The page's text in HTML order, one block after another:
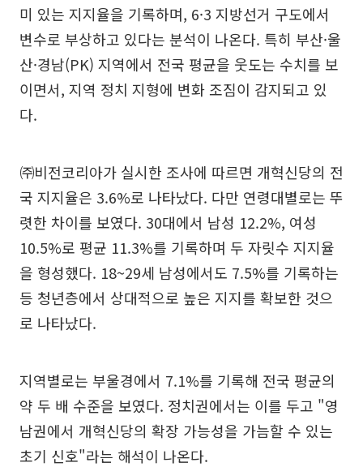
미 있는 지지율을 기록하며, 6·3 지방선거 구도에서
변수로 부상하고 있다는 분석이 나온다. 특히 부산·울
산·경남(PK) 지역에서 전국 평균을 웃도는 수치를 보
이면서, 지역 정치 지형에 변화 조짐이 감지되고 있
다.
㈜비전코리아가 실시한 조사에 따르면 개혁신당의 전
국 지지율은 3.6%로 나타났다. 다만 연령대별로는 뚜
렷한 차이를 보였다. 30대에서 남성 12.2%, 여성
10.5%로 평균 11.3%를 기록하며 두 자릿수 지지율
을 형성했다. 18~29세 남성에서도 7.5%를 기록하는
등 청년층에서 상대적으로 높은 지지를 확보한 것으
로 나타났다.
지역별로는 부울경에서 7.1%를 기록해 전국 평균의
약 두 배 수준을 보였다. 정치권에서는 이를 두고 "영
남권에서 개혁신당의 확장 가능성을 가늠할 수 있는
초기 신호"라는 해석이 나온다.